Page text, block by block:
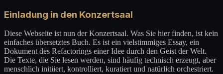
Einladung in den Konzertsaal
Diese Webseite ist nun der Konzertsaal. Was Sie hier finden, ist kein
einfaches übersetztes Buch. Es ist ein vielstimmiges Essay, ein
Dokument des Refactorings einer Idee durch den Geist der Welt.
Die Texte, die Sie lesen werden, sind häufig technisch erzeugt, aber
menschlich initiiert, kontrolliert, kuratiert und natürlich orchestriert.